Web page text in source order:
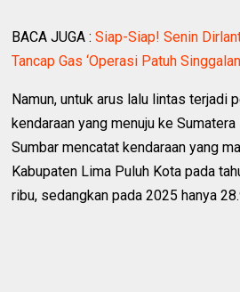
BACA JUGA :‎Siap-Siap! Senin
Tancap Gas ‘Operasi Patuh
Namun, untuk arus lalu lintas terjadi
kendaraan yang menuju ke
Sumbar mencatat kendaraan yang
Kabupaten Lima Puluh Kota pada
ribu, sedangkan pada 2025 hanya